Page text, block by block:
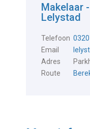
Makelaar
Lelystad
Telefoon
Email
Adres
Route